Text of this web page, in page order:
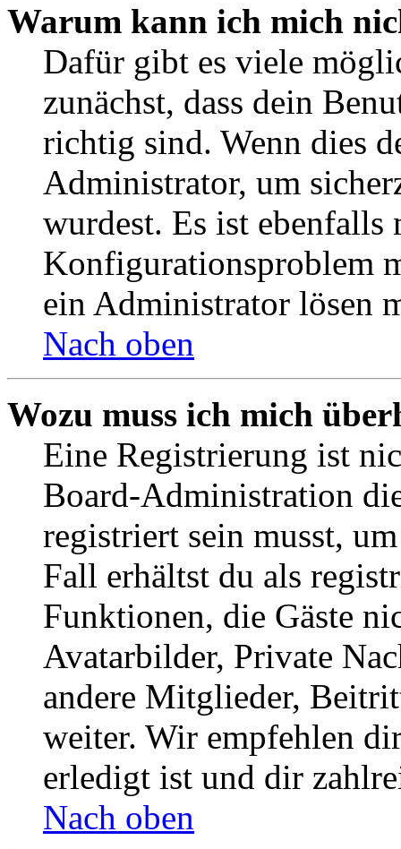
Warum kann ich mich
Dafür gibt es viele
zunächst, dass dein
richtig sind. Wenn dies
Administrator, um
wurdest. Es ist ebenfalls
Konfigurationsproblem
ein Administrator lösen
Nach oben
Wozu muss ich mich
Eine Registrierung ist
Board-Administration
registriert sein musst,
Fall erhältst du als
Funktionen, die Gäste
Avatarbilder, Private
andere Mitglieder,
weiter. Wir empfehlen
erledigt ist und dir
Nach oben